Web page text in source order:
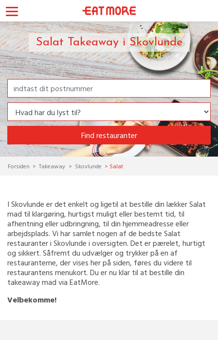
Salat Takeaway i Skovlunde
Find restauranter
Forsiden Takeaway Skovlunde Salat
I Skovlunde er det enkelt og ligetil at bestille din lækker Salat
mad til klargøring, hurtigst muligt eller bestemt tid, til
afhentning eller udbringning, til din hjemmeadresse eller
arbejdsplads. Vi har samlet nogen af de bedste Salat
restauranter i Skovlunde i oversigten. Det er pærelet, hurtigt
og sikkert. Såfremt du udvælger og trykker på en af
restauranterne, der vises her på siden, føres du videre til
restaurantens menukort. Du er nu klar til at bestille din
takeaway mad via EatMore.
Velbekomme!